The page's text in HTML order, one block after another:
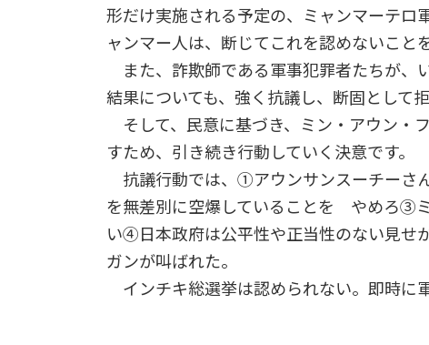
形だけ実施される予定の、ミャンマーテロ
ャンマー人は、断じてこれを認めないこと
また、詐欺師である軍事犯罪者たちが、
結果についても、強く抗議し、断固として拒
そして、民意に基づき、ミン・アウン・
すため、引き続き行動していく決意です。
抗議行動では、①アウンサンスーチーさ
を無差別に空爆していることを やめろ③
い④日本政府は公平性や正当性のない見
ガンが叫ばれた。
インチキ総選挙は認められない。即時に